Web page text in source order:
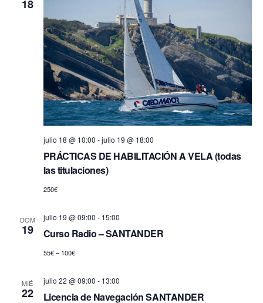
b
ú
s
q
u
e
a
d
e
E
v
e
n
t
18
julio 18 @ 10:00 -julio 19 @ 18:00
PRÁCTICAS DE HABILITACIÓN A VELA (todas
las titulaciones)
250€
DOM
19
julio 19 @ 09:00 - 15:00
Curso Radio – SANTANDER
55€ – 100€
MIÉ
22
julio 22 @ 09:00 - 13:00
Licencia de Navegación SANTANDER